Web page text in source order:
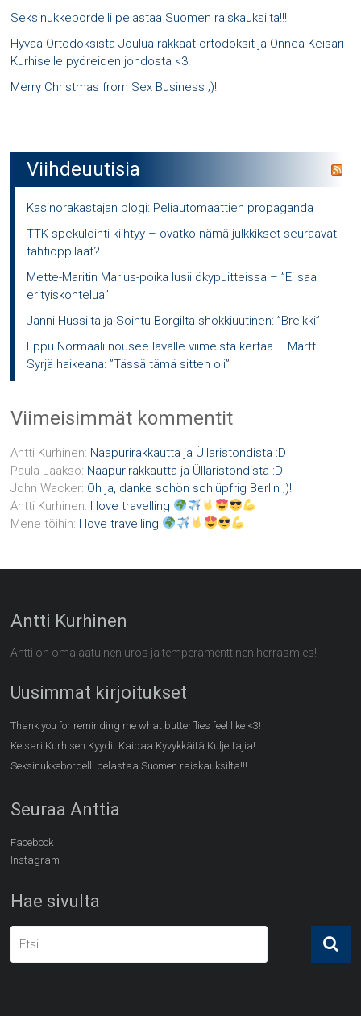
Seksinukkebordelli pelastaa Suomen raiskauksilta!!!
Hyvää Ortodoksista Joulua rakkaat ortodoksit ja Onnea Keisari
Kurhiselle pyöreiden johdosta <3!
Merry Christmas from Sex Business ;)!
Viihdeuutisia
Kasinorakastajan blogi: Peliautomaattien propaganda
TTK-spekulointi kiihtyy – ovatko nämä julkkikset seuraavat
tähtioppilaat?
Mette-Maritin Marius-poika lusii ökypuitteissa – ”Ei saa
erityiskohtelua”
Janni Hussilta ja Sointu Borgilta shokkiuutinen: ”Breikki”
Eppu Normaali nousee lavalle viimeistä kertaa – Martti
Syrjä haikeana: ”Tässä tämä sitten oli”
Viimeisimmät kommentit
Antti Kurhinen: Naapurirakkautta ja Üllaristondista :D
Paula Laakso: Naapurirakkautta ja Üllaristondista :D
John Wacker: Oh ja, danke schön schlüpfrig Berlin ;)!
Antti Kurhinen: I love travelling
Mene töihin: I love travelling
Antti Kurhinen
Antti on omalaatuinen uros ja temperamenttinen herrasmies!
Uusimmat kirjoitukset
Thank you for reminding me what butterflies feel like <3!
Keisari Kurhisen Kyydit Kaipaa Kyvykkäitä Kuljettajia!
Seksinukkebordelli pelastaa Suomen raiskauksilta!!!
Seuraa Anttia
Facebook
Instagram
Hae sivulta